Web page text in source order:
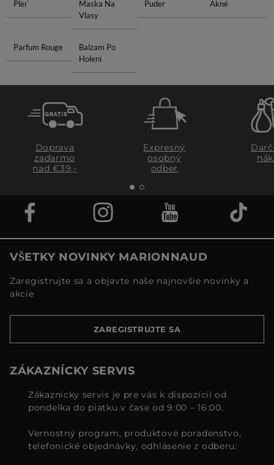
Pleť
Maska Na
Vlasy
Puder
Akné
Parfum Rouge
Balzam Po
Holení
Doprava
zadarmo
nad €39,-
Expresný
osobný
odber
VŠETKY NOVINKY MARIONNAUD
Zaregistrujte sa a objavte naše najnovšie novinky a
akcie
ZAREGISTRUJTE SA
ZÁKAZNÍCKY SERVIS
Zákaznícky servis je pre vás k dispozícií od
pondelka do piatku v čase od 9:00 – 16:00.
Vernostný program, produktové poradenstvo,
telefonické objednávky, odhlásenie z odberu: